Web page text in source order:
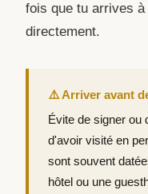
fois que tu arrives
directement.
⚠️ Arriver avant
Évite de signer ou
d'avoir visité en
sont souvent
hôtel ou une